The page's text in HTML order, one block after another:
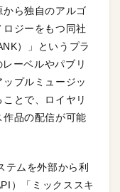
ら独自のアルゴ
ジーをもつ同社
）」というプラ
ーベルやパブリ
プルミュージッ
とで、ロイヤリ
品の配信が可能
テムを外部から利
）「ミックススキ